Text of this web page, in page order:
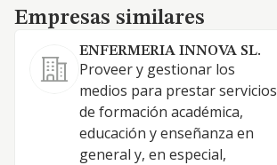
Empresas similares
Empresas similares
ENFERMERIA INNOVA SL.
Proveer y gestionar los
medios para prestar servicios
de formación académica,
educación y enseñanza en
general y, en especial,